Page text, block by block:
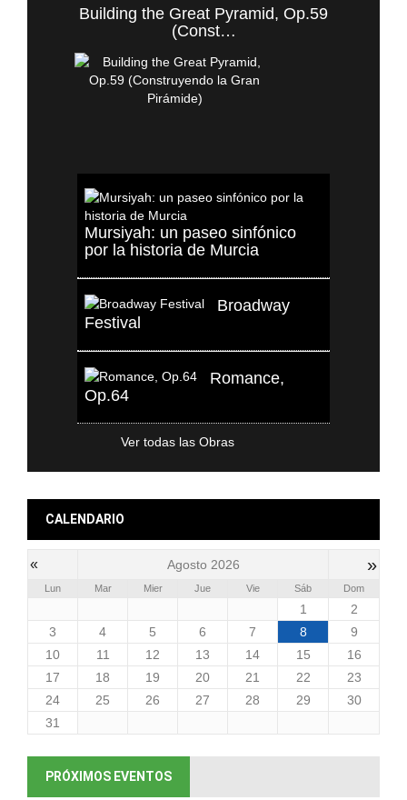
Building the Great Pyramid, Op.59
(Const…
Mursiyah: un paseo sinfónico
por la historia de Murcia
Broadway
Festival
Romance,
Op.64
Ver todas las Obras
CALENDARIO
« Agosto 2026 »
Lun Mar Mier Jue Vie Sáb Dom
1
2
3
4 5 6 7 8
9
10
11 12 13 14 15
16
17
18 19 20 21 22
23
24
25 26 27 28 29
30
31
PRÓXIMOS EVENTOS